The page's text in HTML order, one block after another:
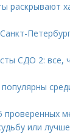
раскрывают
СДО 2: все,
проверенных
или